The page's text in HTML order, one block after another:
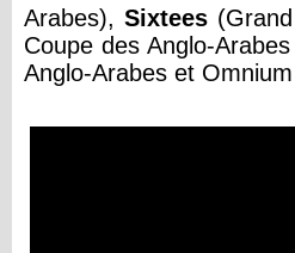
Arabes), Sixtees
Coupe des Anglo-
Anglo-Arabes et